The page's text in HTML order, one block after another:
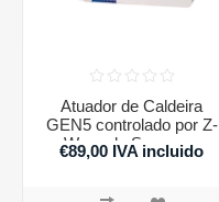
Atuador de Caldeira
GEN5 controlado por Z-
Wave de Seguranç
€89,00 IVA incluido